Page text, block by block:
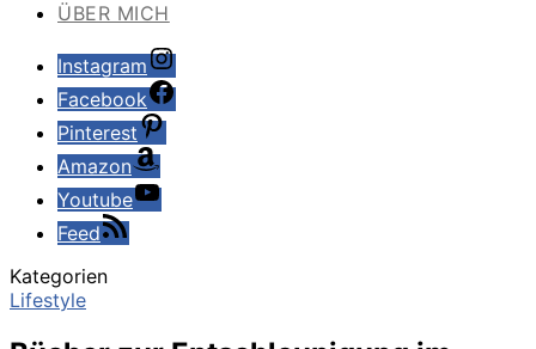
ÜBER MICH
Instagram
Facebook
Pinterest
Amazon
Youtube
Feed
Kategorien
Lifestyle